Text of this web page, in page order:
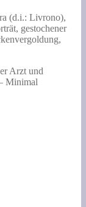
(d.i.: Livrono),
gestochener
Arzt und
Minimal